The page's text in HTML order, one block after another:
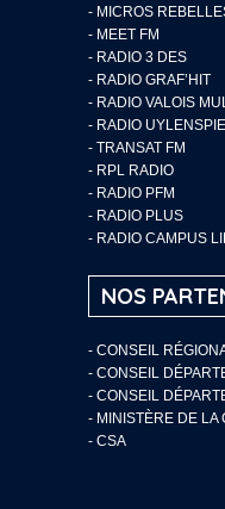
- MICROS
- MEET FM
- RADIO 3 DES
- RADIO GRAF’HIT
- RADIO VALOIS
- RADIO
- TRANSAT FM
- RPL RADIO
- RADIO PFM
- RADIO PLUS
- RADIO CAMPUS
NOS
- CONSEIL
- CONSEIL
- CONSEIL
- MINISTÈRE DE LA
- CSA